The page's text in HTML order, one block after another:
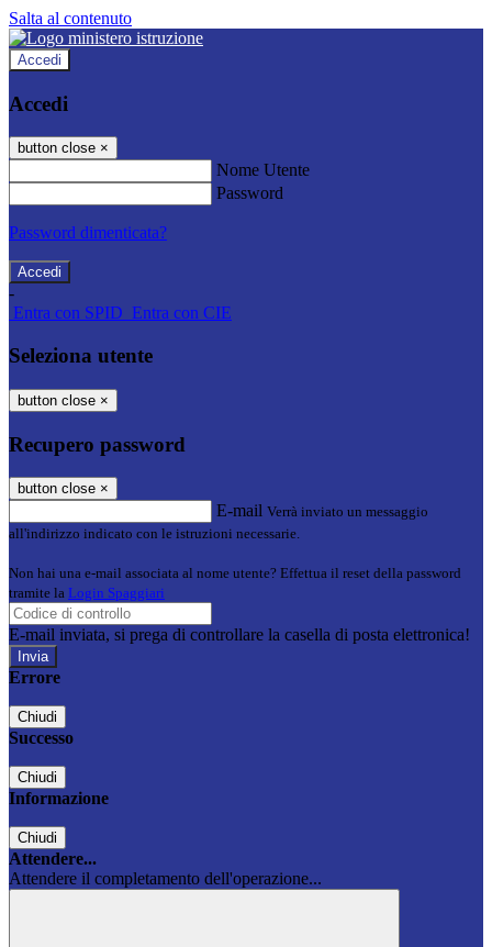
Salta al contenuto
Accedi
Accedi
button close ×
Nome Utente
Password
Password dimenticata?
-
Entra con SPID Entra con CIE
Seleziona utente
button close ×
Recupero password
button close ×
E-mail Verrà inviato un messaggio
all'indirizzo indicato con le istruzioni necessarie.
Non hai una e-mail associata al nome utente? Effettua il reset della password
tramite la Login Spaggiari
E-mail inviata, si prega di controllare la casella di posta elettronica!
Errore
Chiudi
Successo
Chiudi
Informazione
Chiudi
Attendere...
Attendere il completamento dell'operazione...